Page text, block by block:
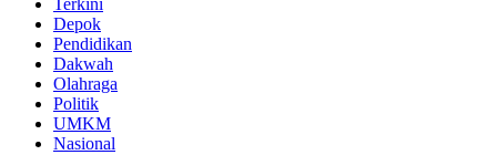
Terkini
Depok
Pendidikan
Dakwah
Olahraga
Politik
UMKM
Nasional